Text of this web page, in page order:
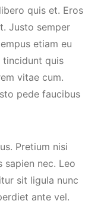
quis et. Eros
Justo semper
etiam eu
tincidunt quis
vitae cum.
pede faucibus
Pretium nisi
nec. Leo
sit ligula nunc
ante vel.